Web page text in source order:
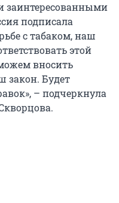
заинтересованными
подписала
с табаком, наш
этой
вносить
закон. Будет
– подчеркнула